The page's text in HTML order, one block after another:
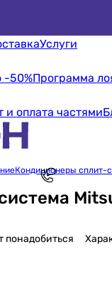
Услуги
-50%Программа
и оплата частями
Кондиционеры сплит-
понадобиться